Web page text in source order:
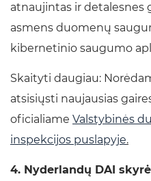
atnaujintas ir detalesnes
asmens duomenų
kibernetinio saugumo
Skaityti daugiau:
atsisiųsti naujausias
oficialiame Valstybinės
inspekcijos puslapyje.
4. Nyderlandų DAI